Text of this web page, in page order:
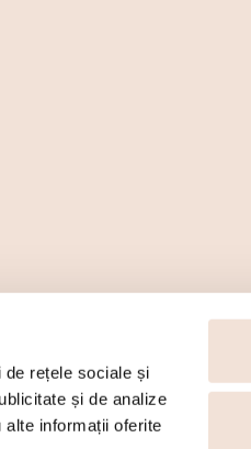
de rețele sociale și
și de analize
informații oferite